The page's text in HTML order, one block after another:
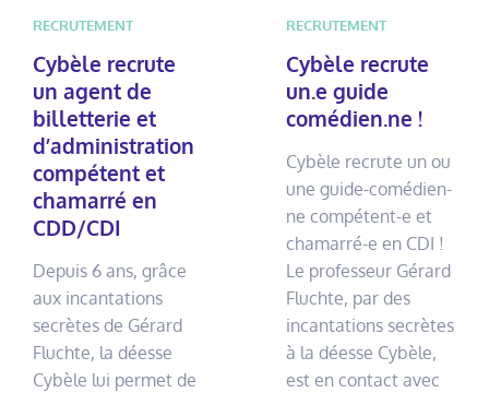
RECRUTEMENT
Cybèle recrute
un agent de
billetterie et
d’administration
compétent et
chamarré en
CDD/CDI
Depuis 6 ans, grâce
aux incantations
secrètes de Gérard
Fluchte, la déesse
Cybèle lui permet de
RECRUTEMENT
Cybèle recrute
un.e guide
comédien.ne !
Cybèle recrute un ou
une guide-comédien-
ne compétent-e et
chamarré-e en CDI !
Le professeur Gérard
Fluchte, par des
incantations secrètes
à la déesse Cybèle,
est en contact avec